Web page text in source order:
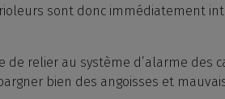
sont donc immédiatement
relier au système d’alarme des
bien des angoisses et